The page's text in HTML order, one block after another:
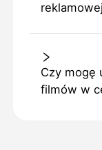
Czy mogę
filmów w